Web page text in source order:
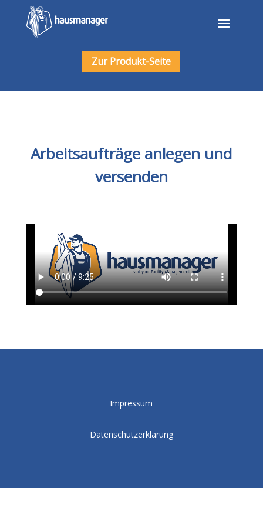
Zur Produkt-Seite
Arbeitsaufträge anlegen und
versenden
Impressum
Datenschutzerklärung